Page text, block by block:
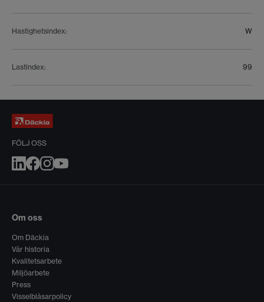
Hastighetsindex: W
Lastindex: 99
FÖLJ OSS
Om oss
Om Däckia
Vår historia
Kvalitetsarbete
Miljöarbete
Press
Visselblåsarpolicy